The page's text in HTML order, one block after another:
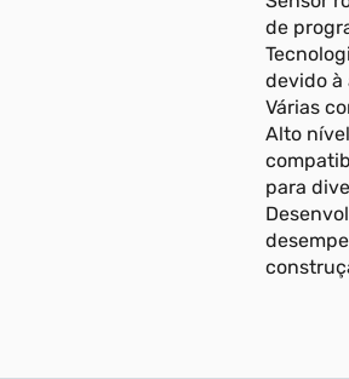
de
devido à
Várias
Alto
para